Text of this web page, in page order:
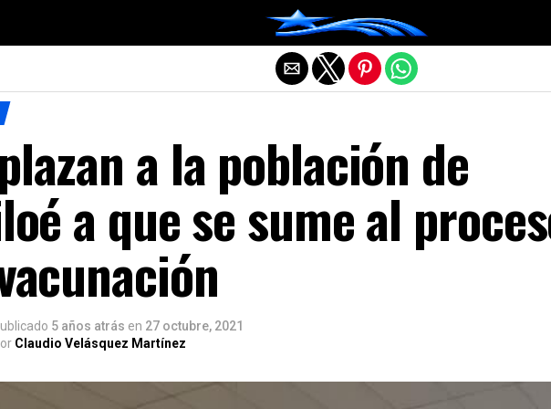
a la población de
a que se sume al
5 años atrás en 27 octubre, 2021
Claudio Velásquez Martínez
Salir de la versión móvil